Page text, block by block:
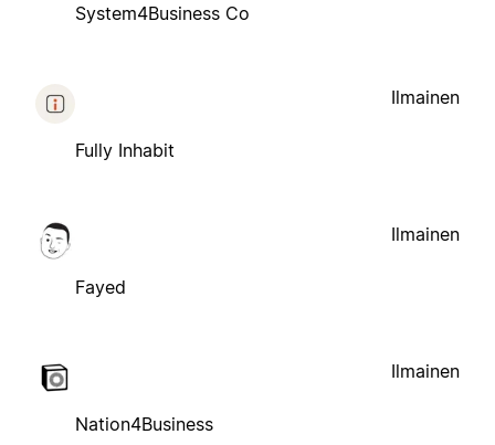
System4Business Co
Fully Inhabit
Ilmainen
Fayed
Ilmainen
Nation4Business
Ilmainen